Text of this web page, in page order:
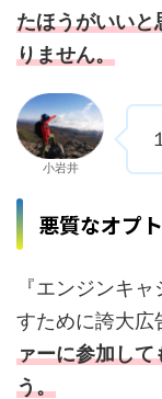
たほうがいいと
りません。
小岩井
悪質なオプ
『エンジンキ
すために誇大広
ァーに参加して
う。